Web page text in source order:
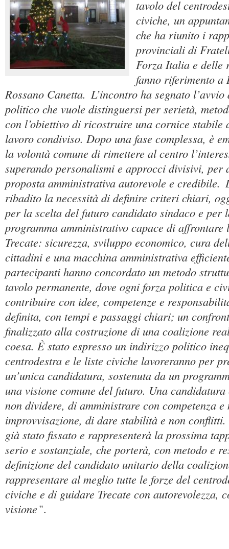
tavolo del
civiche, un
che ha riunito i
provinciali di
Forza Italia e delle
fanno riferimento a
Rossano Canetta. L’incontro ha segnato
politico che vuole distinguersi per serietà,
con l’obiettivo di ricostruire una cornice stabile
lavoro condiviso. Dopo una fase complessa, è
la volontà comune di rimettere al centro
superando personalismi e approcci divisivi, per
proposta amministrativa autorevole e credibile.
ribadito la necessità di definire criteri chiari,
per la scelta del futuro candidato sindaco e per
programma amministrativo capace di affrontare
Trecate: sicurezza, sviluppo economico, cura
cittadini e una macchina amministrativa
partecipanti hanno concordato un metodo
tavolo permanente, dove ogni forza politica e
contribuire con idee, competenze e
definita, con tempi e passaggi chiari; un
finalizzato alla costruzione di una coalizione
coesa. È stato espresso un indirizzo politico
centrodestra e le liste civiche lavoreranno per
un’unica candidatura, sostenuta da un
una visione comune del futuro. Una
non dividere, di amministrare con competenza e
improvvisazione, di dare stabilità e non
già stato fissato e rappresenterà la prossima
serio e sostanziale, che porterà, con metodo e
definizione del candidato unitario della
rappresentare al meglio tutte le forze del
civiche e di guidare Trecate con autorevolezza,
visione".